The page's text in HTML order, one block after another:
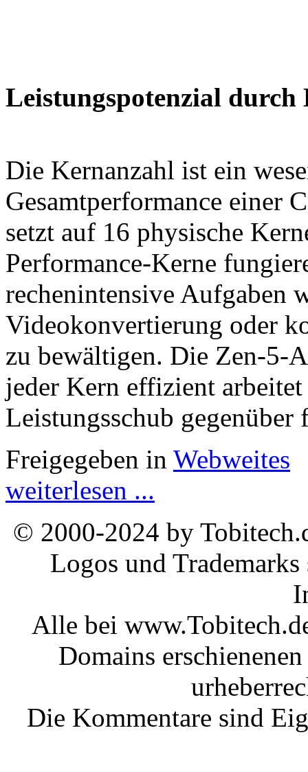
Leistungspotenzial
Die Kernanzahl ist ein
Gesamtperformance einer
setzt auf 16 physische
Performance-Kerne
rechenintensive Aufgaben
Videokonvertierung oder
zu bewältigen. Die Zen-5-
jeder Kern effizient
Leistungsschub
Freigegeben in Webweites
weiterlesen ...
© 2000-2024 by
Logos und
Alle bei
Domains
Die Kommentare sind